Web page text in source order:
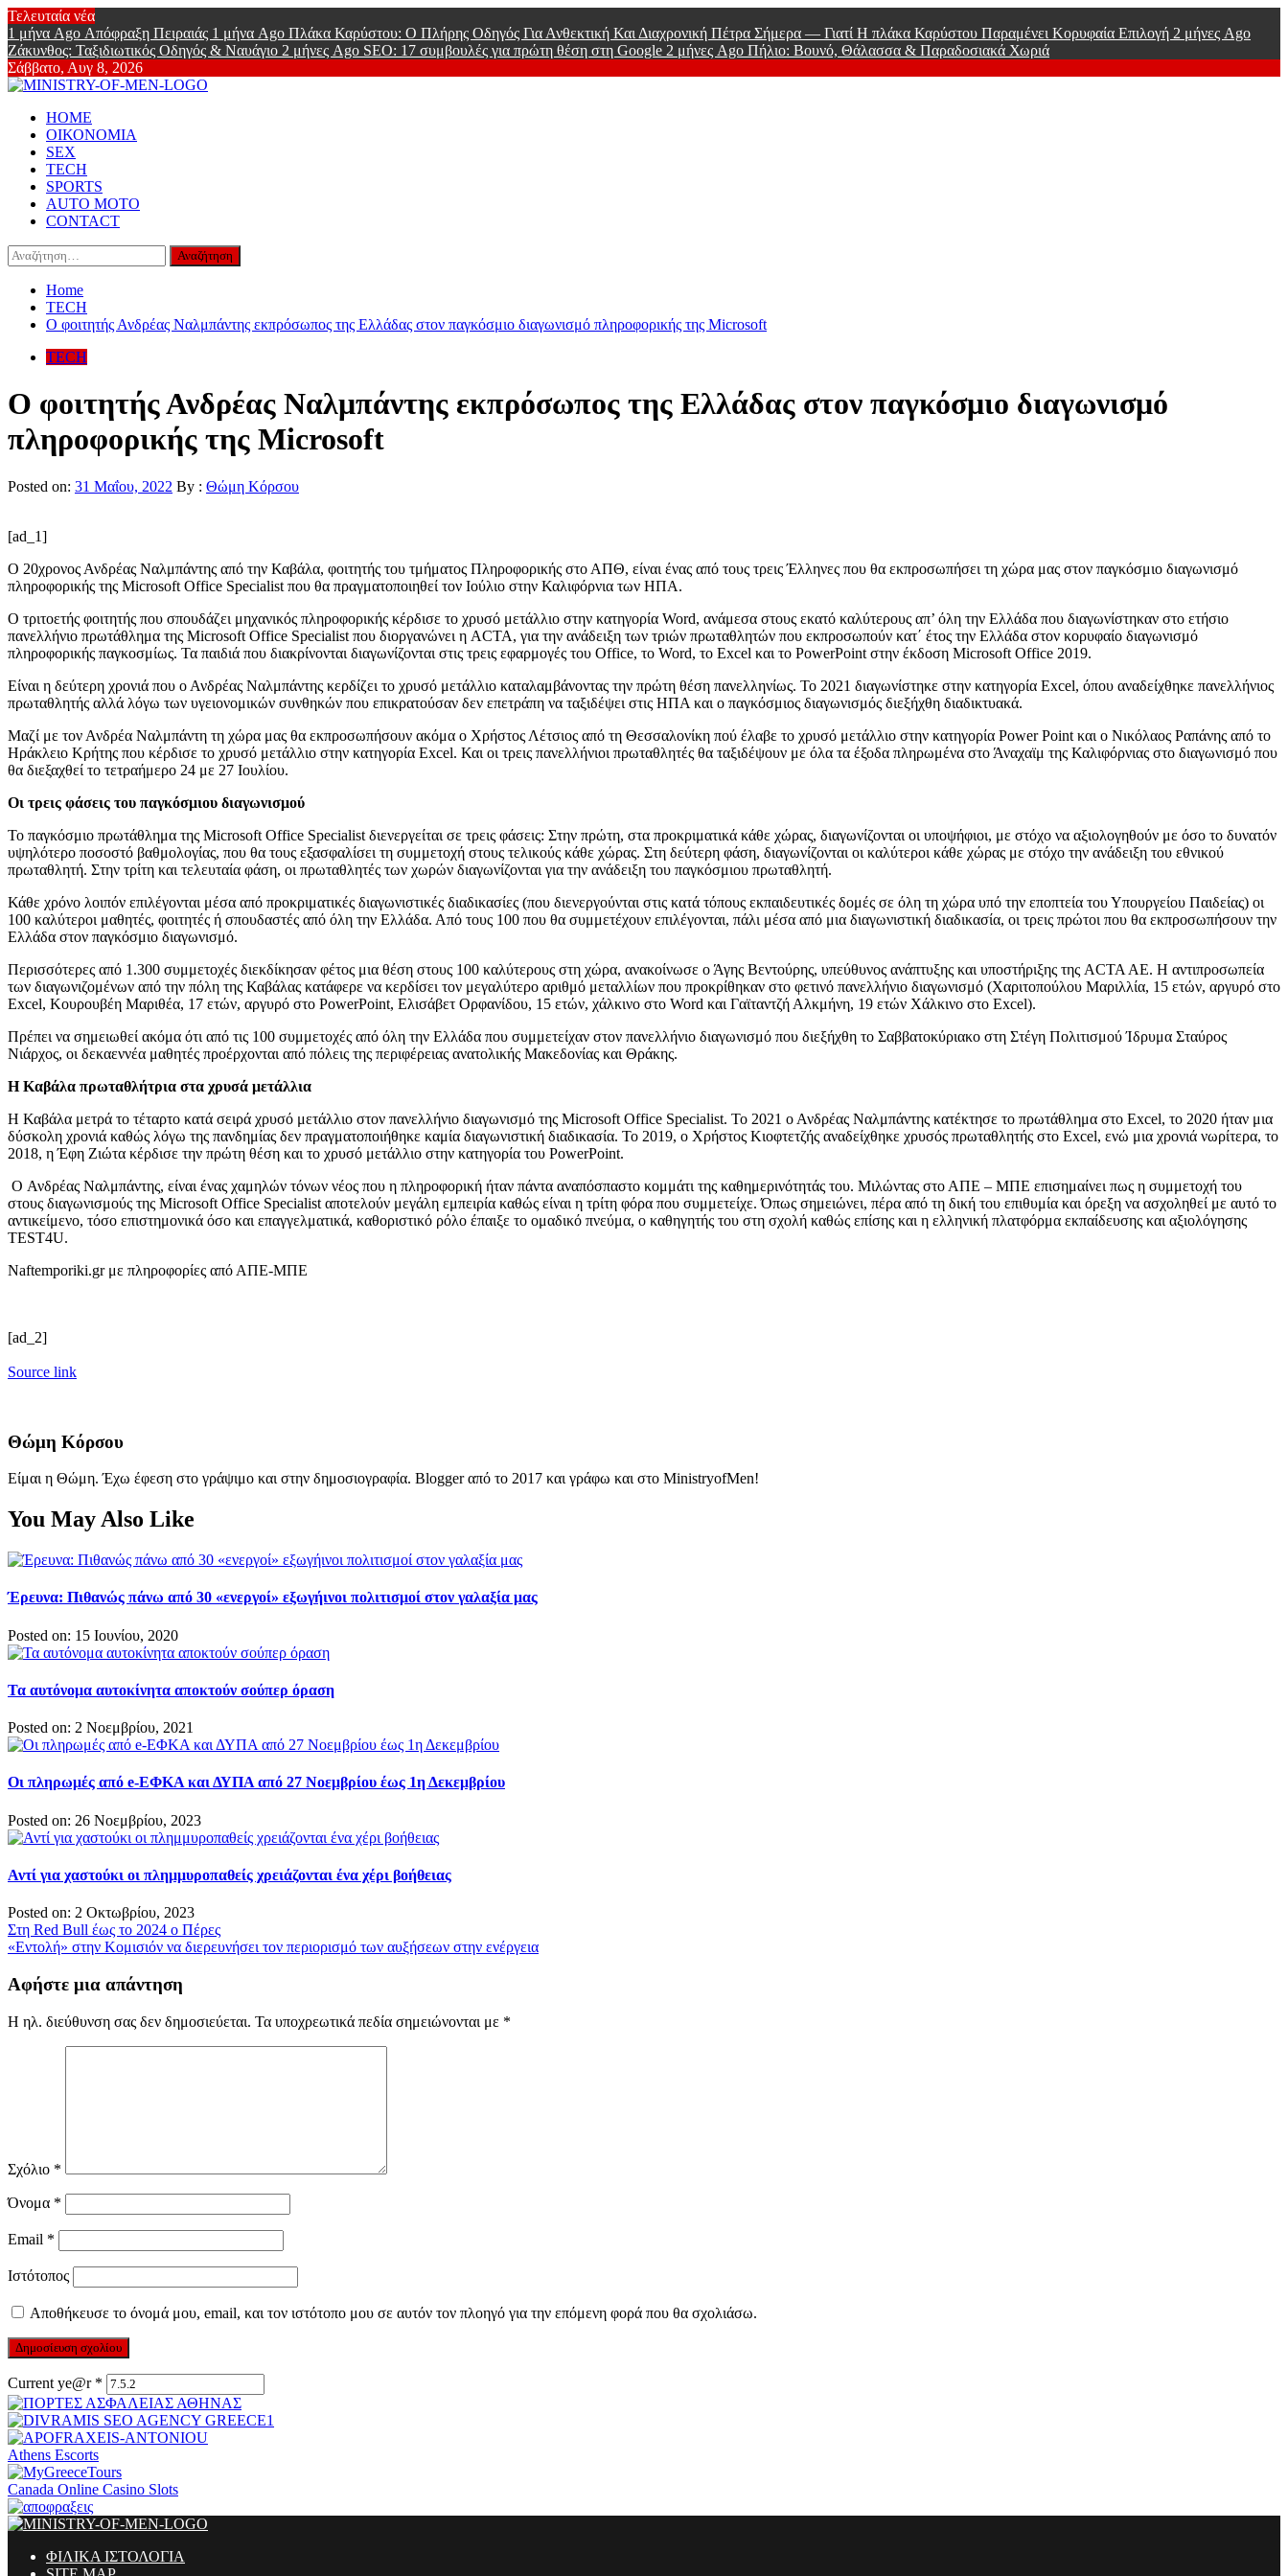
Skip
to
content
Τελευταία νέα
1 μήνα Ago Απόφραξη Πειραιάς 1 μήνα Ago Πλάκα Καρύστου: Ο Πλήρης Οδηγός Για Ανθεκτική Και Διαχρονική Πέτρα Σήμερα — Γιατί Η πλάκα Καρύστου Παραμένει Κορυφαία Επιλογή 2 μήνες Ago
Ζάκυνθος: Ταξιδιωτικός Οδηγός & Ναυάγιο 2 μήνες Ago SEO: 17 συμβουλές για πρώτη θέση στη Google 2 μήνες Ago Πήλιο: Βουνό, Θάλασσα & Παραδοσιακά Χωριά
Σάββατο, Αυγ 8, 2026
Online Lifestyle περιοδικό για Aνδρες
Primary
Menu
HOME
ΟΙΚΟΝΟΜΙΑ
SEX
TECH
SPORTS
AUTO MOTO
CONTACT
Αναζήτηση
για:
Home
TECH
Ο φοιτητής Ανδρέας Ναλμπάντης εκπρόσωπος της Ελλάδας στον παγκόσμιο διαγωνισμό πληροφορικής της Microsoft
TECH
Ο φοιτητής Ανδρέας Ναλμπάντης εκπρόσωπος της Ελλάδας στον παγκόσμιο διαγωνισμό
πληροφορικής της Microsoft
Posted on: 31 Μαΐου, 2022 By : Θώμη Κόρσου
[ad_1]
Ο 20χρονος Ανδρέας Ναλμπάντης από την Καβάλα, φοιτητής του τμήματος Πληροφορικής στο ΑΠΘ, είναι ένας από τους τρεις Έλληνες που θα εκπροσωπήσει τη χώρα μας στον παγκόσμιο διαγωνισμό
πληροφορικής της Microsoft Office Specialist που θα πραγματοποιηθεί τον Ιούλιο στην Καλιφόρνια των ΗΠΑ.
Ο τριτοετής φοιτητής που σπουδάζει μηχανικός πληροφορικής κέρδισε το χρυσό μετάλλιο στην κατηγορία Word, ανάμεσα στους εκατό καλύτερους απ’ όλη την Ελλάδα που διαγωνίστηκαν στο ετήσιο
πανελλήνιο πρωτάθλημα της Microsoft Office Specialist που διοργανώνει η ACTA, για την ανάδειξη των τριών πρωταθλητών που εκπροσωπούν κατ΄ έτος την Ελλάδα στον κορυφαίο διαγωνισμό
πληροφορικής παγκοσμίως. Τα παιδιά που διακρίνονται διαγωνίζονται στις τρεις εφαρμογές του Office, το Word, το Excel και το PowerPoint στην έκδοση Microsoft Office 2019.
Είναι η δεύτερη χρονιά που ο Ανδρέας Ναλμπάντης κερδίζει το χρυσό μετάλλιο καταλαμβάνοντας την πρώτη θέση πανελληνίως. Το 2021 διαγωνίστηκε στην κατηγορία Excel, όπου αναδείχθηκε πανελλήνιος
πρωταθλητής αλλά λόγω των υγειονομικών συνθηκών που επικρατούσαν δεν επετράπη να ταξιδέψει στις ΗΠΑ και ο παγκόσμιος διαγωνισμός διεξήχθη διαδικτυακά.
Μαζί με τον Ανδρέα Ναλμπάντη τη χώρα μας θα εκπροσωπήσουν ακόμα ο Χρήστος Λέτσιος από τη Θεσσαλονίκη πού έλαβε το χρυσό μετάλλιο στην κατηγορία Power Point και ο Νικόλαος Ραπάνης από το
Ηράκλειο Κρήτης που κέρδισε το χρυσό μετάλλιο στην κατηγορία Excel. Και οι τρεις πανελλήνιοι πρωταθλητές θα ταξιδέψουν με όλα τα έξοδα πληρωμένα στο Άναχαϊμ της Καλιφόρνιας στο διαγωνισμό που
θα διεξαχθεί το τετραήμερο 24 με 27 Ιουλίου.
Οι τρεις φάσεις του παγκόσμιου διαγωνισμού
Το παγκόσμιο πρωτάθλημα της Microsoft Office Specialist διενεργείται σε τρεις φάσεις: Στην πρώτη, στα προκριματικά κάθε χώρας, διαγωνίζονται οι υποψήφιοι, με στόχο να αξιολογηθούν με όσο το δυνατόν
υψηλότερο ποσοστό βαθμολογίας, που θα τους εξασφαλίσει τη συμμετοχή στους τελικούς κάθε χώρας. Στη δεύτερη φάση, διαγωνίζονται οι καλύτεροι κάθε χώρας με στόχο την ανάδειξη του εθνικού
πρωταθλητή. Στην τρίτη και τελευταία φάση, οι πρωταθλητές των χωρών διαγωνίζονται για την ανάδειξη του παγκόσμιου πρωταθλητή.
Κάθε χρόνο λοιπόν επιλέγονται μέσα από προκριματικές διαγωνιστικές διαδικασίες (που διενεργούνται στις κατά τόπους εκπαιδευτικές δομές σε όλη τη χώρα υπό την εποπτεία του Υπουργείου Παιδείας) οι
100 καλύτεροι μαθητές, φοιτητές ή σπουδαστές από όλη την Ελλάδα. Από τους 100 που θα συμμετέχουν επιλέγονται, πάλι μέσα από μια διαγωνιστική διαδικασία, οι τρεις πρώτοι που θα εκπροσωπήσουν την
Ελλάδα στον παγκόσμιο διαγωνισμό.
Περισσότερες από 1.300 συμμετοχές διεκδίκησαν φέτος μια θέση στους 100 καλύτερους στη χώρα, ανακοίνωσε ο Άγης Βεντούρης, υπεύθυνος ανάπτυξης και υποστήριξης της ACTA AΕ. Η αντιπροσωπεία
των διαγωνιζομένων από την πόλη της Καβάλας κατάφερε να κερδίσει τον μεγαλύτερο αριθμό μεταλλίων που προκρίθηκαν στο φετινό πανελλήνιο διαγωνισμό (Χαριτοπούλου Μαριλλία, 15 ετών, αργυρό στο
Excel, Κουρουβέη Μαριθέα, 17 ετών, αργυρό στο PowerPoint, Ελισάβετ Ορφανίδου, 15 ετών, χάλκινο στο Word και Γαϊταντζή Αλκμήνη, 19 ετών Χάλκινο στο Εxcel).
Πρέπει να σημειωθεί ακόμα ότι από τις 100 συμμετοχές από όλη την Ελλάδα που συμμετείχαν στον πανελλήνιο διαγωνισμό που διεξήχθη το Σαββατοκύριακο στη Στέγη Πολιτισμού Ίδρυμα Σταύρος
Νιάρχος, οι δεκαεννέα μαθητές προέρχονται από πόλεις της περιφέρειας ανατολικής Μακεδονίας και Θράκης.
Η Καβάλα πρωταθλήτρια στα χρυσά μετάλλια
Η Καβάλα μετρά το τέταρτο κατά σειρά χρυσό μετάλλιο στον πανελλήνιο διαγωνισμό της Microsoft Office Specialist. Το 2021 ο Ανδρέας Ναλμπάντης κατέκτησε το πρωτάθλημα στο Excel, το 2020 ήταν μια
δύσκολη χρονιά καθώς λόγω της πανδημίας δεν πραγματοποιήθηκε καμία διαγωνιστική διαδικασία. Το 2019, ο Χρήστος Κιοφτετζής αναδείχθηκε χρυσός πρωταθλητής στο Excel, ενώ μια χρονιά νωρίτερα, το
2018, η Έφη Ζιώτα κέρδισε την πρώτη θέση και το χρυσό μετάλλιο στην κατηγορία του PowerPoint.
O Ανδρέας Ναλμπάντης, είναι ένας χαμηλών τόνων νέος που η πληροφορική ήταν πάντα αναπόσπαστο κομμάτι της καθημερινότητάς του. Μιλώντας στο ΑΠΕ – ΜΠΕ επισημαίνει πως η συμμετοχή του
στους διαγωνισμούς της Microsoft Office Specialist αποτελούν μεγάλη εμπειρία καθώς είναι η τρίτη φόρα που συμμετείχε. Όπως σημειώνει, πέρα από τη δική του επιθυμία και όρεξη να ασχοληθεί με αυτό το
αντικείμενο, τόσο επιστημονικά όσο και επαγγελματικά, καθοριστικό ρόλο έπαιξε το ομαδικό πνεύμα, ο καθηγητής του στη σχολή καθώς επίσης και η ελληνική πλατφόρμα εκπαίδευσης και αξιολόγησης
TEST4U.
Naftemporiki.gr με πληροφορίες από ΑΠΕ-ΜΠΕ
[ad_2]
Source link
Θώμη Κόρσου
Είμαι η Θώμη. Έχω έφεση στο γράψιμο και στην δημοσιογραφία. Blogger από το 2017 και γράφω και στο MinistryofMen!
You May Also Like
Έρευνα: Πιθανώς πάνω από 30 «ενεργοί» εξωγήινοι πολιτισμοί στον γαλαξία μας
Posted on: 15 Ιουνίου, 2020
Τα αυτόνομα αυτοκίνητα αποκτούν σούπερ όραση
Posted on: 2 Νοεμβρίου, 2021
Οι πληρωμές από e-ΕΦΚΑ και ΔΥΠΑ από 27 Νοεμβρίου έως 1η Δεκεμβρίου
Posted on: 26 Νοεμβρίου, 2023
Αντί για χαστούκι οι πλημμυροπαθείς χρειάζονται ένα χέρι βοήθειας
Posted on: 2 Οκτωβρίου, 2023
Πλοήγηση
άρθρων
Στη Red Bull έως το 2024 ο Πέρες
«Εντολή» στην Κομισιόν να διερευνήσει τον περιορισμό των αυξήσεων στην ενέργεια
Αφήστε μια απάντηση
Η ηλ. διεύθυνση σας δεν δημοσιεύεται. Τα υποχρεωτικά πεδία σημειώνονται με *
Σχόλιο *
Όνομα *
Email *
Ιστότοπος
Αποθήκευσε το όνομά μου, email, και τον ιστότοπο μου σε αυτόν τον πλοηγό για την επόμενη φορά που θα σχολιάσω.
Current ye@r *
Athens Escorts
Canada Online Casino Slots
ΦΙΛΙΚΑ ΙΣΤΟΛΟΓΙΑ